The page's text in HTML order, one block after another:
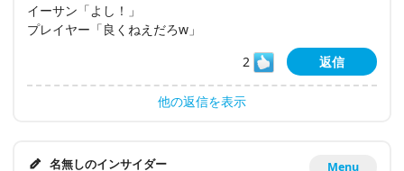
イーサン「よし！」
プレイヤー「良くねえだろw」
2
返信
他の返信を表示
Menu
名無しのインサイダー